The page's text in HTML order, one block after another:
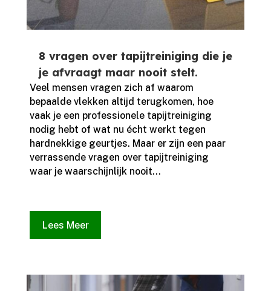
8 vragen over tapijtreiniging die je
je afvraagt maar nooit stelt.
Veel mensen vragen zich af waarom
bepaalde vlekken altijd terugkomen, hoe
vaak je een professionele tapijtreiniging
nodig hebt of wat nu écht werkt tegen
hardnekkige geurtjes.​ Maar er zijn een paar
verrassende vragen over tapijtreiniging
waar je waarschijnlijk nooit...
Lees Meer